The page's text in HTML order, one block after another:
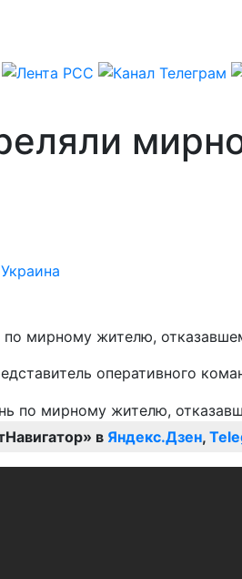
Украина
мирному жителю,
оперативного
в Яндекс.Дзен,